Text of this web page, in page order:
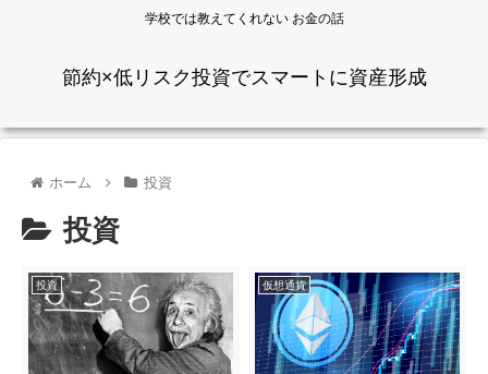
学校では教えてくれない お金の話
節約×低リスク投資でスマートに資産形成
ホーム 投資
投資
投資 仮想通貨